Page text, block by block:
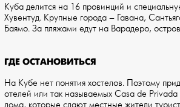
Куба делится на 16 провинций и
Хувентуд. Крупные города – Гавана,
Баямо. За пляжами едут на Варадеро,
ГДЕ ОСТАНОВИТЬСЯ
На Кубе нет понятия хостелов. Поэтому
отелей или так называемых Casa de